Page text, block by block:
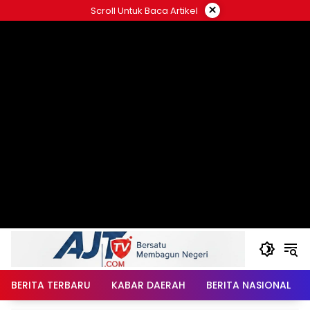
ke
Scroll Untuk Baca Artikel ×
BERITA TERBARU KABAR DAERAH BERITA NASIONAL